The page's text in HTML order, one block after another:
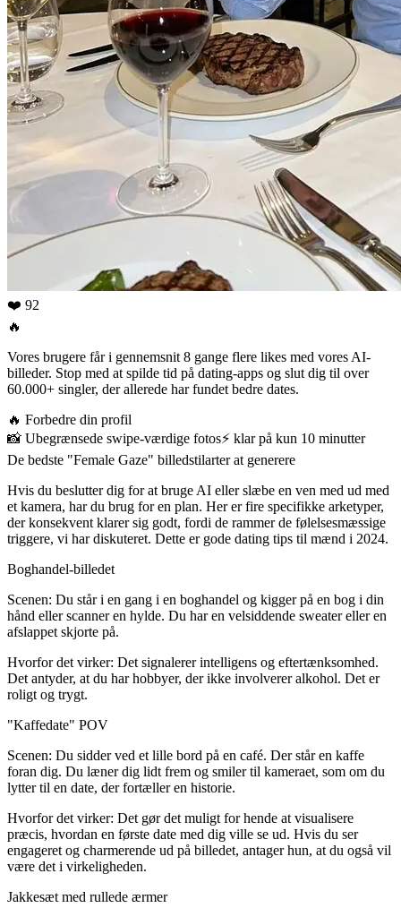
❤️ 92
🔥
Vores brugere får i gennemsnit 8 gange flere likes med vores AI-
billeder. Stop med at spilde tid på dating-apps og slut dig til over
60.000+ singler, der allerede har fundet bedre dates.
🔥 Forbedre din profil
📸 Ubegrænsede swipe-værdige fotos⚡️ klar på kun 10 minutter
De bedste "Female Gaze" billedstilarter at generere
Hvis du beslutter dig for at bruge AI eller slæbe en ven med ud med
et kamera, har du brug for en plan. Her er fire specifikke arketyper,
der konsekvent klarer sig godt, fordi de rammer de følelsesmæssige
triggere, vi har diskuteret. Dette er gode dating tips til mænd i 2024.
Boghandel-billedet
Scenen: Du står i en gang i en boghandel og kigger på en bog i din
hånd eller scanner en hylde. Du har en velsiddende sweater eller en
afslappet skjorte på.
Hvorfor det virker: Det signalerer intelligens og eftertænksomhed.
Det antyder, at du har hobbyer, der ikke involverer alkohol. Det er
roligt og trygt.
"Kaffedate" POV
Scenen: Du sidder ved et lille bord på en café. Der står en kaffe
foran dig. Du læner dig lidt frem og smiler til kameraet, som om du
lytter til en date, der fortæller en historie.
Hvorfor det virker: Det gør det muligt for hende at visualisere
præcis, hvordan en første date med dig ville se ud. Hvis du ser
engageret og charmerende ud på billedet, antager hun, at du også vil
være det i virkeligheden.
Jakkesæt med rullede ærmer